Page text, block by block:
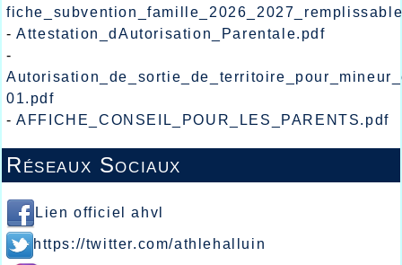
-Attestation_dAutorisation_Parentale.pdf
-
01.pdf
-AFFICHE_CONSEIL_POUR_LES_PARENTS.pdf
Réseaux Sociaux
Lien officiel ahvl
https://twitter.com/athlehalluin